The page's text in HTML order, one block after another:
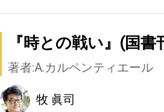
『時との戦い』(国書
著者:A.カルペンティエール
牧 眞司